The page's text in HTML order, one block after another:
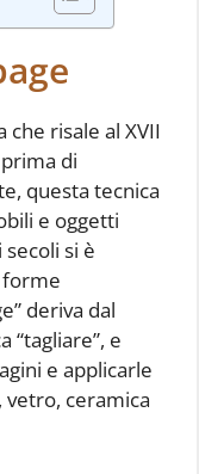
che risale al XVII
di
questa tecnica
e oggetti
si è
forme
deriva dal
“tagliare”, e
e applicarle
ceramica